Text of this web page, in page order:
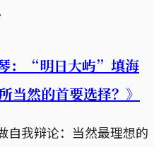
琴：“明日大屿”填海
当然的首要选择？》
自我辩论：当然最理想的